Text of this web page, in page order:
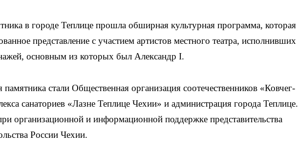
в городе Теплице прошла обширная культурная программа, которая
представление с участием артистов местного театра, исполнивших
основным из которых был Александр I.
стали Общественная организация соотечественников «Ковчег-
санаториев «Лазне Теплице Чехии» и администрация города Теплице.
организационной и информационной поддержке представительства
России Чехии.